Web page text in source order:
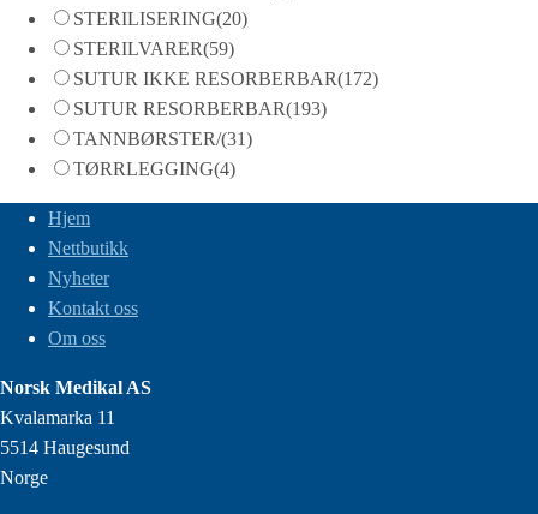
STERILISERING(20)
STERILVARER(59)
SUTUR IKKE RESORBERBAR(172)
SUTUR RESORBERBAR(193)
TANNBØRSTER/(31)
TØRRLEGGING(4)
Hjem
Nettbutikk
Nyheter
Kontakt oss
Om oss
Norsk Medikal AS
Kvalamarka 11
5514 Haugesund
Norge